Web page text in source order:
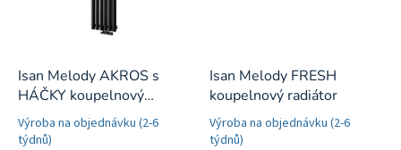
Isan Melody AKROS s
HÁČKY koupelnový
radiátor
Výroba na objednávku (2-6
týdnů)
Isan Melody FRESH
koupelnový radiátor
Výroba na objednávku (2-6
týdnů)